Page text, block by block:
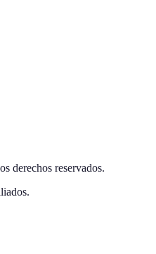
derechos reservados.